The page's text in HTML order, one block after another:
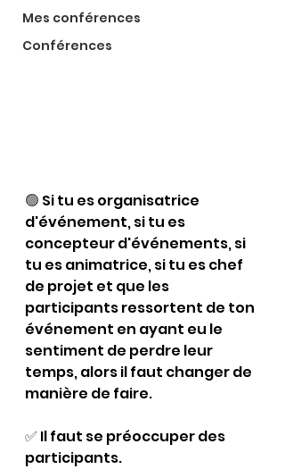
Mes conférences
Conférences
🟢 Si tu es organisatrice
d'événement, si tu es
concepteur d'événements, si
tu es animatrice, si tu es chef
de projet et que les
participants ressortent de ton
événement en ayant eu le
sentiment de perdre leur
temps, alors il faut changer de
manière de faire.
✅ Il faut se préoccuper des
participants.